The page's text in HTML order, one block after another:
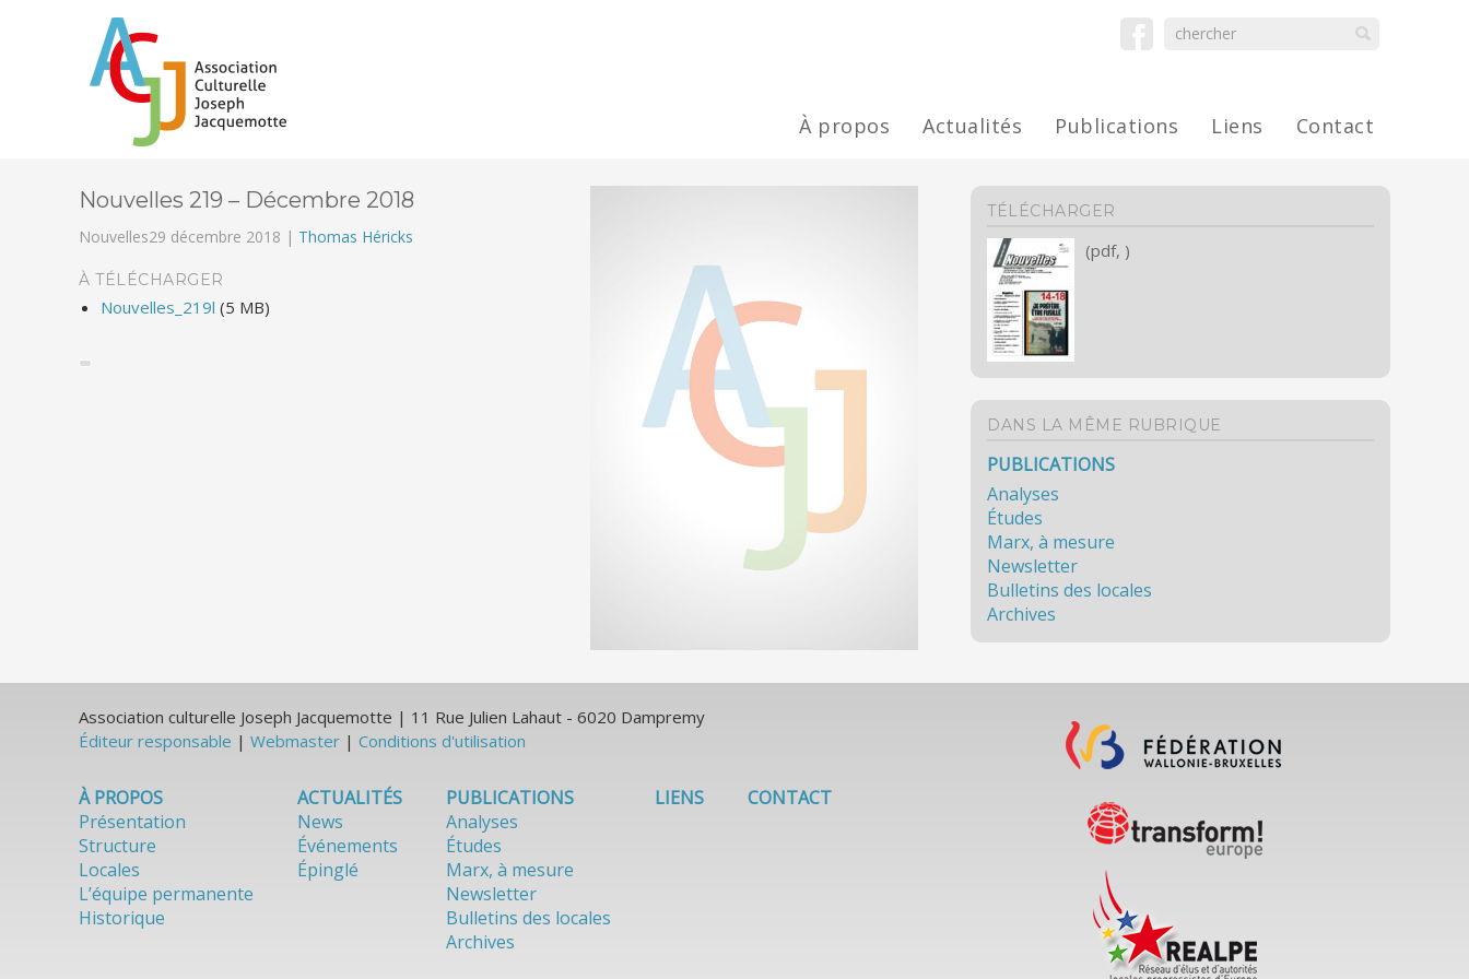
À propos Actualités Publications Liens Contact
Nouvelles 219 – Décembre 2018
Nouvelles29 décembre 2018 | Thomas Héricks
À TÉLÉCHARGER
Nouvelles_219l (5 MB)
TÉLÉCHARGER
(pdf, )
DANS LA MÊME RUBRIQUE
PUBLICATIONS
Analyses
Études
Marx, à mesure
Newsletter
Bulletins des locales
Archives
Association culturelle Joseph Jacquemotte | 11 Rue Julien Lahaut - 6020 Dampremy
Éditeur responsable | Webmaster | Conditions d'utilisation
À PROPOS
Présentation
Structure
Locales
L’équipe permanente
Historique
ACTUALITÉS
News
Événements
Épinglé
PUBLICATIONS
Analyses
Études
Marx, à mesure
Newsletter
Bulletins des locales
Archives
LIENS CONTACT